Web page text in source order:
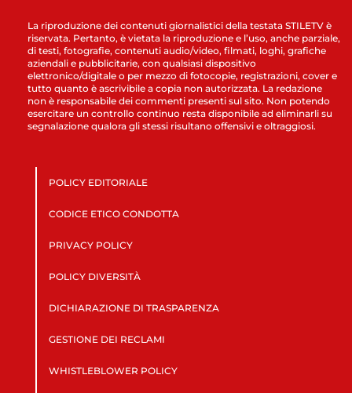
La riproduzione dei contenuti giornalistici della testata STILETV è
riservata. Pertanto, è vietata la riproduzione e l’uso, anche parziale,
di testi, fotografie, contenuti audio/video, filmati, loghi, grafiche
aziendali e pubblicitarie, con qualsiasi dispositivo
elettronico/digitale o per mezzo di fotocopie, registrazioni, cover e
tutto quanto è ascrivibile a copia non autorizzata. La redazione
non è responsabile dei commenti presenti sul sito. Non potendo
esercitare un controllo continuo resta disponibile ad eliminarli su
segnalazione qualora gli stessi risultano offensivi e oltraggiosi.
POLICY EDITORIALE
CODICE ETICO CONDOTTA
PRIVACY POLICY
POLICY DIVERSITÀ
DICHIARAZIONE DI TRASPARENZA
GESTIONE DEI RECLAMI
WHISTLEBLOWER POLICY